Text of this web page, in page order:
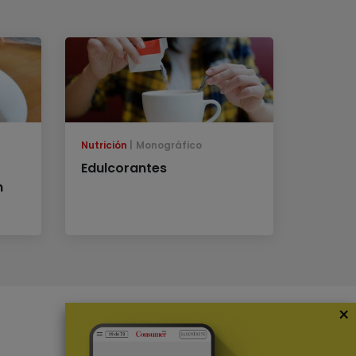
Nutrición Monográfico
Edulcorantes
×